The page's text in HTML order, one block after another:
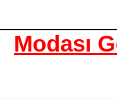
Modası